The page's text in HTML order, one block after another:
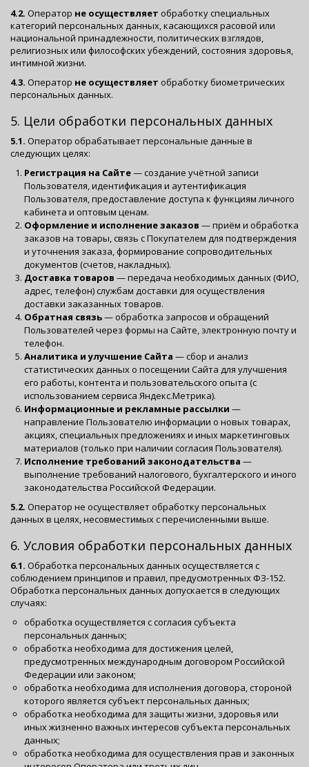
4.2. Оператор не осуществляет обработку специальных
категорий персональных данных, касающихся расовой или
национальной принадлежности, политических взглядов,
религиозных или философских убеждений, состояния здоровья,
интимной жизни.
4.3. Оператор не осуществляет обработку биометрических
персональных данных.
5. Цели обработки персональных данных
5.1. Оператор обрабатывает персональные данные в
следующих целях:
Регистрация на Сайте— создание учётной записи
Пользователя, идентификация и аутентификация
Пользователя, предоставление доступа к функциям личного
кабинета и оптовым ценам.
Оформление и исполнение заказов — приём и обработка
заказов на товары, связь с Покупателем для подтверждения
и уточнения заказа, формирование сопроводительных
документов (счетов, накладных).
Доставка товаров — передача необходимых данных (ФИО,
адрес, телефон) службам доставки для осуществления
доставки заказанных товаров.
Обратная связь— обработка запросов и обращений
Пользователей через формы на Сайте, электронную почту и
телефон.
Аналитика и улучшение Сайта — сбор и анализ
статистических данных о посещении Сайта для улучшения
его работы, контента и пользовательского опыта (с
использованием сервиса Яндекс.Метрика).
Информационные и рекламные рассылки —
направление Пользователю информации о новых товарах,
акциях, специальных предложениях и иных маркетинговых
материалов (только при наличии согласия Пользователя).
Исполнение требований законодательства —
выполнение требований налогового, бухгалтерского и иного
законодательства Российской Федерации.
5.2. Оператор не осуществляет обработку персональных
данных в целях, несовместимых с перечисленными выше.
6. Условия обработки персональных данных
6.1. Обработка персональных данных осуществляется с
соблюдением принципов и правил, предусмотренных ФЗ-152.
Обработка персональных данных допускается в следующих
случаях:
обработка осуществляется с согласия субъекта
персональных данных;
обработка необходима для достижения целей,
предусмотренных международным договором Российской
Федерации или законом;
обработка необходима для исполнения договора, стороной
которого является субъект персональных данных;
обработка необходима для защиты жизни, здоровья или
иных жизненно важных интересов субъекта персональных
данных;
обработка необходима для осуществления прав и законных